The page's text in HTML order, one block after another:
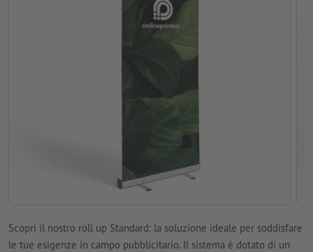
Scopri il nostro roll up Standard: la soluzione ideale per soddisfare
le tue esigenze in campo pubblicitario. Il sistema è dotato di un